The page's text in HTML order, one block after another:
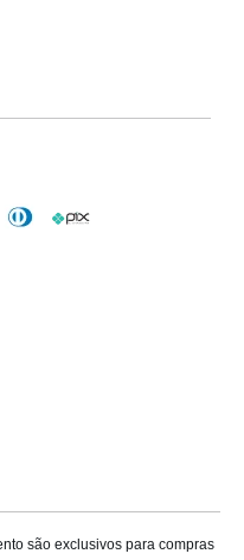
são exclusivos para compras